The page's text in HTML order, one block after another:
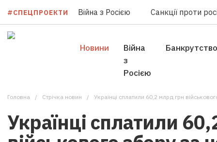
#СПЕЦПРОЕКТИ Війна з Росією Санкції проти
Новини
Війна
з
Росією
Банкрутство
Головна Стрічка новин Українці сплатили 60,2 млрд грн
Українці сплатили